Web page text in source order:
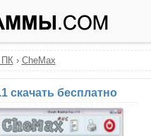
ПК› CheMax
скачать бесплатно